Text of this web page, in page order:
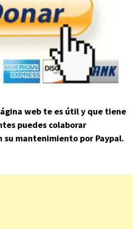
web te es útil y que tiene
puedes colaborar
su mantenimiento por Paypal.